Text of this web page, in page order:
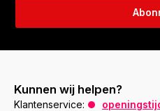
Kunnen wij helpen?
Klantenservice: